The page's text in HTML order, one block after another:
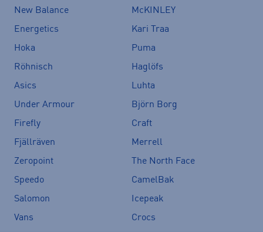
New Balance
McKINLEY
Energetics
Kari Traa
Hoka
Puma
Röhnisch
Haglöfs
Asics
Luhta
Under Armour
Björn Borg
Firefly
Craft
Fjällräven
Merrell
Zeropoint
The North Face
Speedo
CamelBak
Salomon
Icepeak
Vans
Crocs